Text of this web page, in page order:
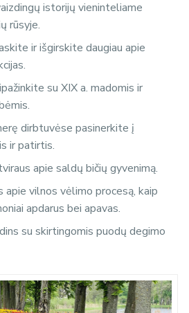
istorijų vieninteliame
rūsyje.
ir išgirskite daugiau apie
su XIX a. madomis ir
dirbtuvėse pasinerkite į
ir patirtis.
apie saldų bičių gyvenimą.
apie vilnos vėlimo procesą, kaip
apdarus bei apavas.
su skirtingomis puodų degimo